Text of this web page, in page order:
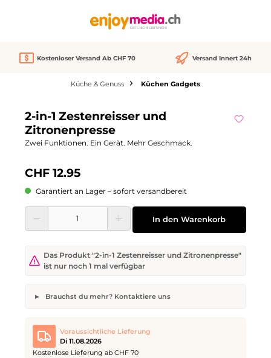
Kostenloser Versand Ab CHF 70 Versand Innert 24h
Küche & Genuss Küchen Gadgets
2-in-1 Zestenreisser und
Zitronenpresse
Zwei Funktionen. Ein Gerät. Mehr Geschmack.
CHF 12.95
Garantiert an Lager – sofort versandbereit
Produkt Anzahl: Gib den gewünschten Wert ein oder benutze die
In den Warenkorb
Das Produkt "2-in-1 Zestenreisser und Zitronenpresse"
ist nur noch 1 mal verfügbar
Brauchst du mehr? Kontaktiere uns
Gewünschte Anzahl
Voraussichtliche Lieferung
Di 11.08.2026
Kostenlose Lieferung ab CHF 70